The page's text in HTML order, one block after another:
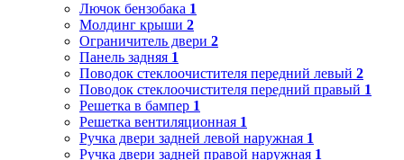
Лючок бензобака 1
Молдинг крыши 2
Ограничитель двери 2
Панель задняя 1
Поводок стеклоочистителя передний левый 2
Поводок стеклоочистителя передний правый 1
Решетка в бампер 1
Решетка вентиляционная 1
Ручка двери задней левой наружная 1
Ручка двери задней правой наружная 1